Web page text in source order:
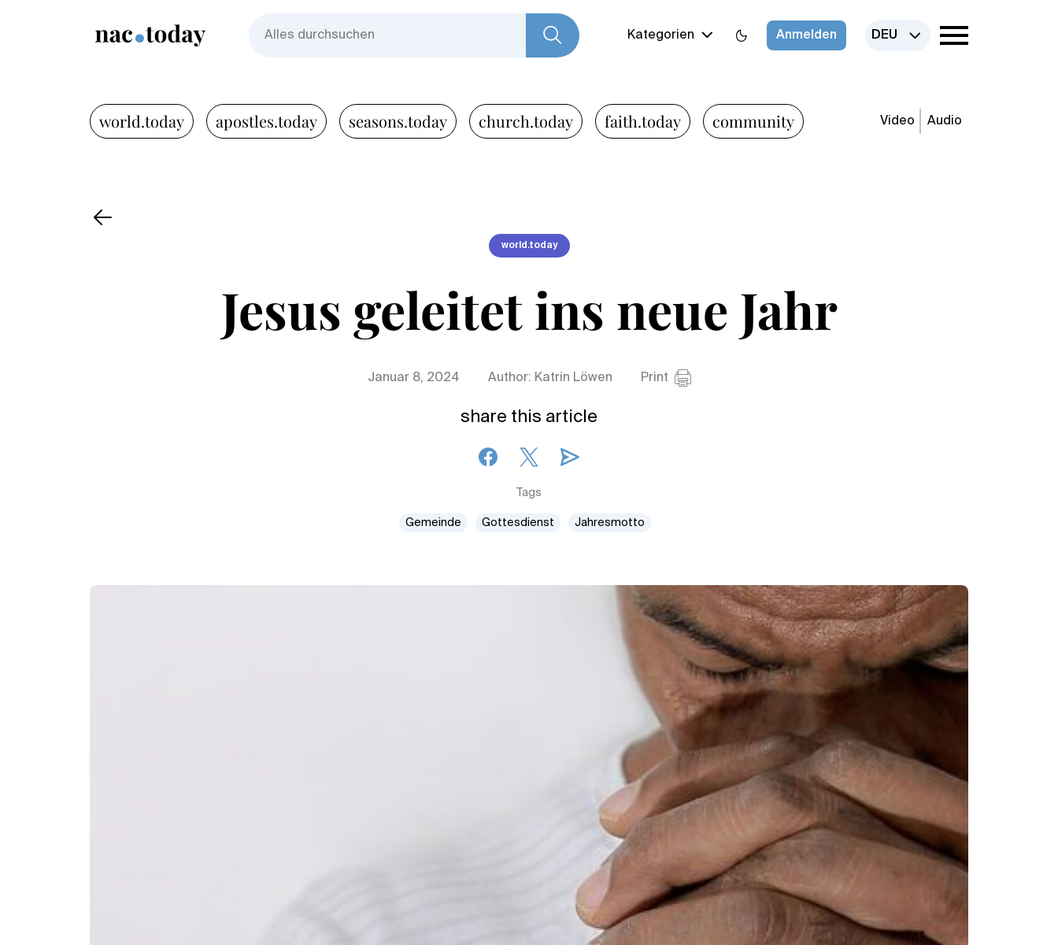
Kategorien Anmelden DEU
world.today apostles.today seasons.today church.today faith.today community Video Audio
world.today
Jesus geleitet ins neue Jahr
Januar 8, 2024 Author: Katrin Löwen Print
share this article
Tags
Gemeinde Gottesdienst Jahresmotto